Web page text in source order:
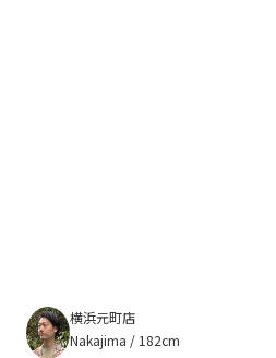
横浜元町店
Nakajima / 182cm